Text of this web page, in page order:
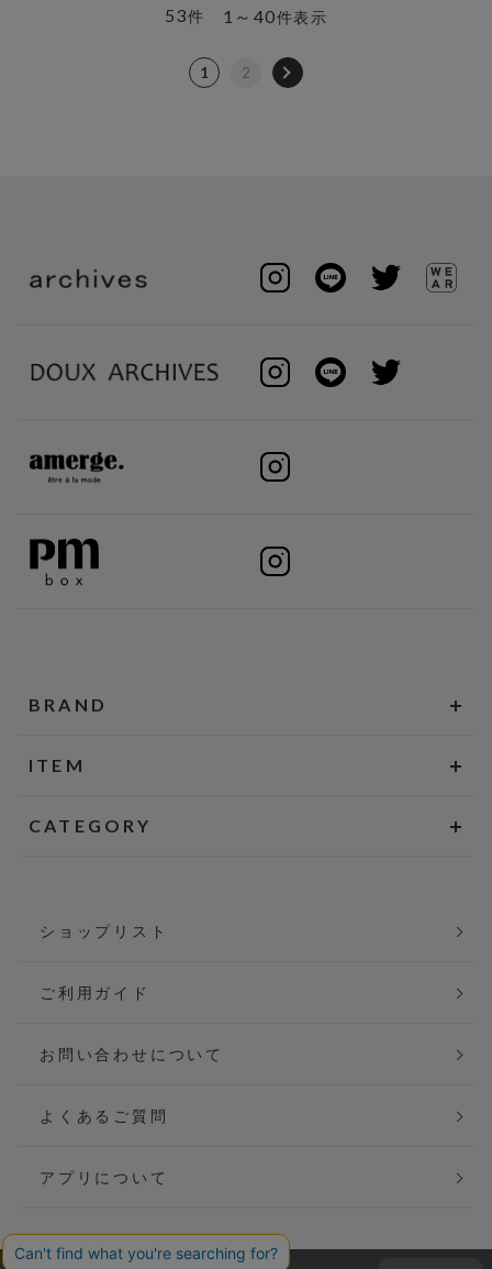
1～40件表示
53件
1 2
BRAND
ITEM
CATEGORY
ショップリスト
ご利用ガイド
お問い合わせについて
よくあるご質問
アプリについて